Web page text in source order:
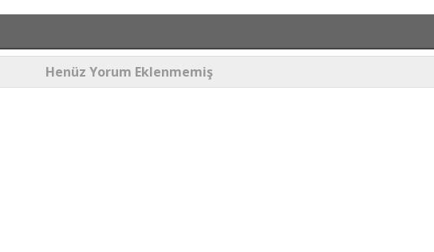
Henüz Yorum Eklenmemiş